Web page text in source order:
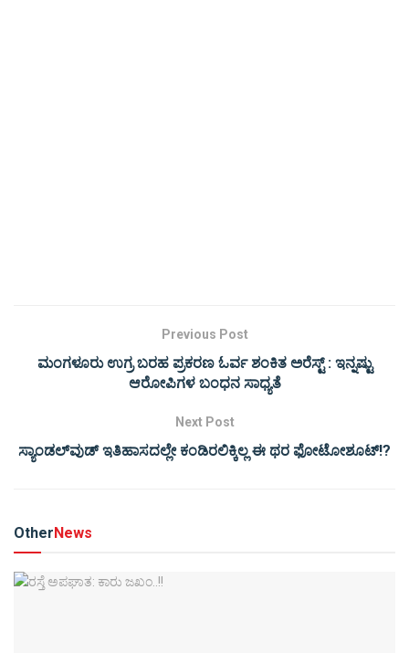
Previous Post
ಮಂಗಳೂರು ಉಗ್ರ ಬರಹ ಪ್ರಕರಣ ಓರ್ವ ಶಂಕಿತ ಅರೆಸ್ಟ್ : ಇನ್ನಷ್ಟು
ಆರೋಪಿಗಳ ಬಂಧನ ಸಾಧ್ಯತೆ
Next Post
ಸ್ಯಾಂಡಲ್‌ವುಡ್ ಇತಿಹಾಸದಲ್ಲೇ ಕಂಡಿರಲಿಕ್ಕಿಲ್ಲ ಈ ಥರ ಫೋಟೋಶೂಟ್!?
OtherNews